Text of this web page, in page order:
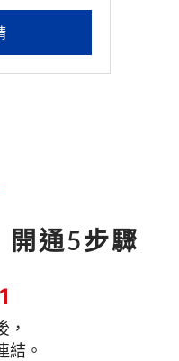
開通5步驟
，
結。